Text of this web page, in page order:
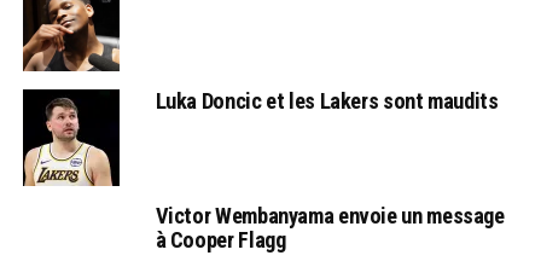
Luka Doncic et les Lakers sont maudits
Victor Wembanyama envoie un message
à Cooper Flagg